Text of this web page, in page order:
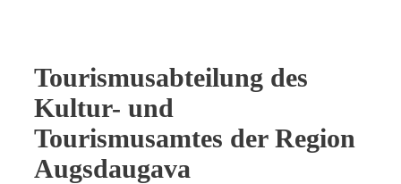
Tourismusabteilung des
Kultur- und
Tourismusamtes der Region
Augsdaugava